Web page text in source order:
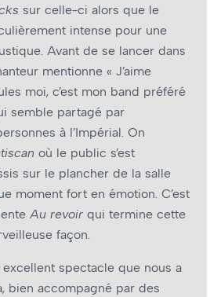
sur celle-ci alors que le
intense pour une
Avant de se lancer dans
mentionne « J’aime
moi, c’est mon band préféré
semble partagé par
à l’Impérial. On
où le public s’est
sur le plancher de la salle
moment fort en émotion. C’est
Au revoir qui termine cette
façon.
excellent spectacle que nous a
bien accompagné par des